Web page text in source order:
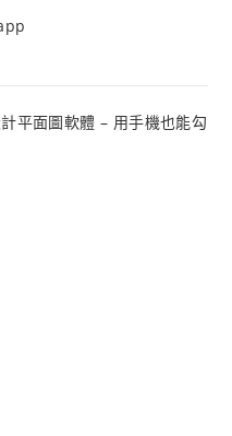
平面圖軟體 – 用手機也能勾